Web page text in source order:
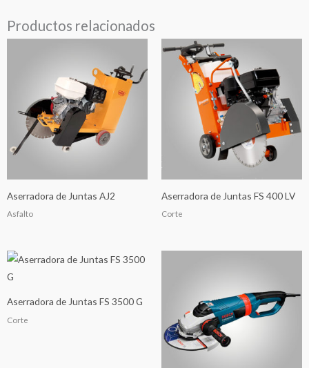
Productos relacionados
Aserradora de Juntas AJ2
Asfalto
Aserradora de Juntas FS 400 LV
Corte
Aserradora de Juntas FS 3500 G
Corte